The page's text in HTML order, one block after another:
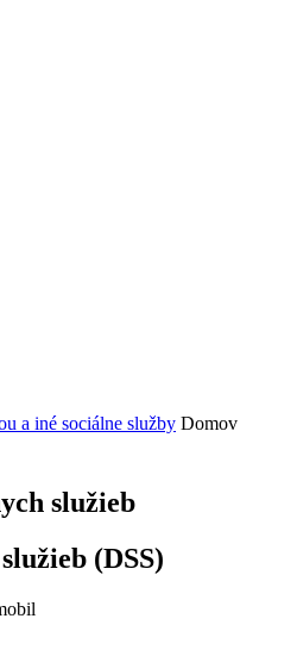
a iné sociálne služby Domov
služieb
(DSS)